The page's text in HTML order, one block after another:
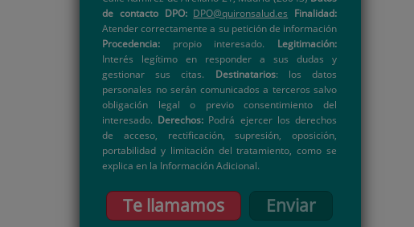
de contacto DPO: DPO@quironsalud.es
Finalidad:
Atender correctamente a su petición de información
Procedencia: propio interesado. Legitimación:
Interés legítimo en responder a sus dudas y
gestionar sus citas. Destinatarios: los datos
personales no serán comunicados a terceros salvo
obligación legal o previo consentimiento del
interesado. Derechos: Podrá ejercer los derechos
de acceso, rectificación, supresión, oposición,
portabilidad y limitación del tratamiento, como se
explica en la Información Adicional.
Te llamamos Enviar